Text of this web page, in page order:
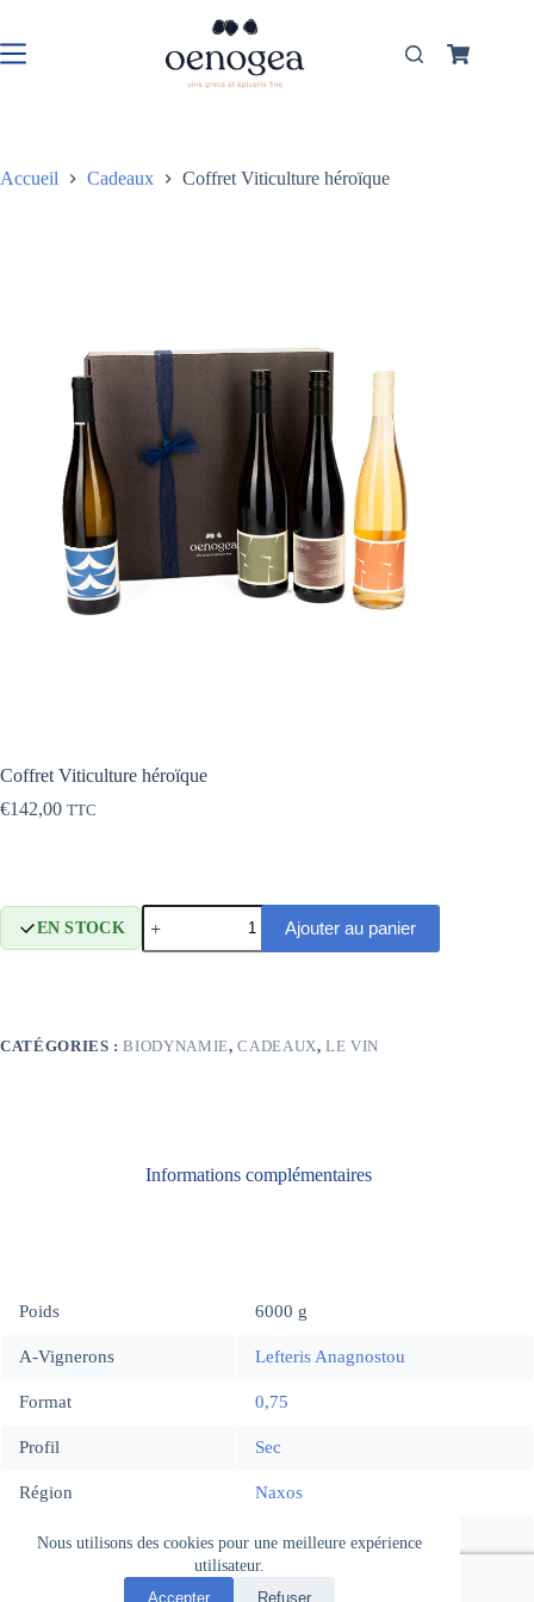
contenu
Nous utilisons des cookies pour une meilleure expérience
utilisateur.
Accepter
Refuser
Panier
Accueil Cadeaux Coffret Viticulture héroïque
Coffret Viticulture héroïque
€142,00 TTC
EN STOCK
quantité
de
Coffret
Ajouter au panier
CATÉGORIES :BIODYNAMIE,CADEAUX,LE VIN
Informations complémentaires
Poids 6000 g
A-Vignerons Lefteris Anagnostou
Format 0,75
Profil Sec
Région Naxos
Mode de production Agriculture Biodynamique